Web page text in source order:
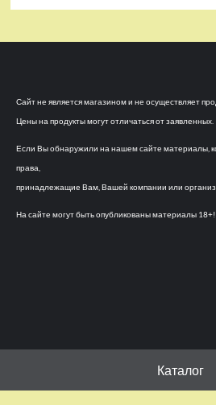
Сайт не является магазином и не осуществляет
Цены на продукты могут отличаться от заявленных.
Если Вы обнаружили на нашем сайте материалы,
права,
принадлежащие Вам, Вашей компании или
На сайте могут быть опубликованы материалы 18+!
Каталог